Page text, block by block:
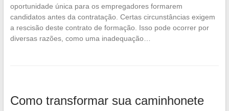
oportunidade única para os empregadores formarem
candidatos antes da contratação. Certas circunstâncias exigem
a rescisão deste contrato de formação. Isso pode ocorrer por
diversas razões, como uma inadequação…
Como transformar sua caminhonete